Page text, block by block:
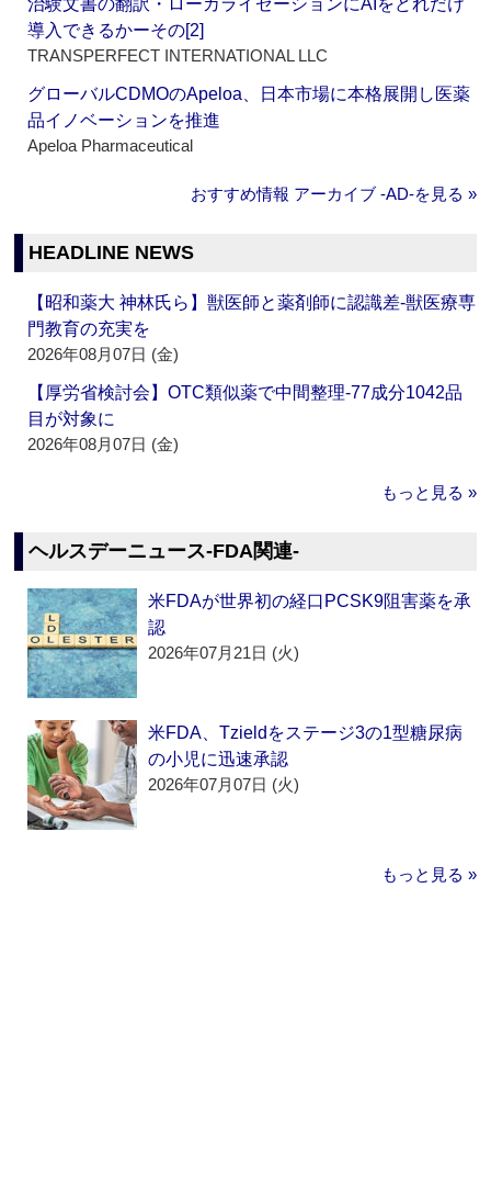
治験文書の翻訳・ローカライゼーションにAIをどれだけ
導入できるかーその[2]
TRANSPERFECT INTERNATIONAL LLC
グローバルCDMOのApeloa、日本市場に本格展開し医薬
品イノベーションを推進
Apeloa Pharmaceutical
おすすめ情報 アーカイブ ‐AD‐を見る »
HEADLINE NEWS
【昭和薬大 神林氏ら】獣医師と薬剤師に認識差‐獣医療専
門教育の充実を
2026年08月07日 (金)
【厚労省検討会】OTC類似薬で中間整理‐77成分1042品
目が対象に
2026年08月07日 (金)
もっと見る »
ヘルスデーニュース‐FDA関連‐
米FDAが世界初の経口PCSK9阻害薬を承
認
2026年07月21日 (火)
米FDA、Tzieldをステージ3の1型糖尿病
の小児に迅速承認
2026年07月07日 (火)
もっと見る »